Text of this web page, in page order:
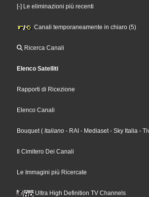
[-] Le eliminazioni più recenti
Canali temporaneamente in chiaro (5)
Ricerca Canali
Elenco Satelliti
Rapporti di Ricezione
Elenco Canali
Bouquet ( Italiano - RAI - Mediaset - Sky Italia -
Il Cimitero Dei Canali
Le Immagini più Ricercate
Ultra High Definition TV Channels